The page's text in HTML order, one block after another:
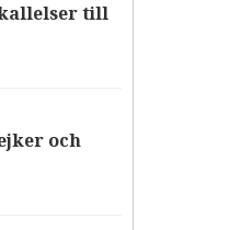
till
och